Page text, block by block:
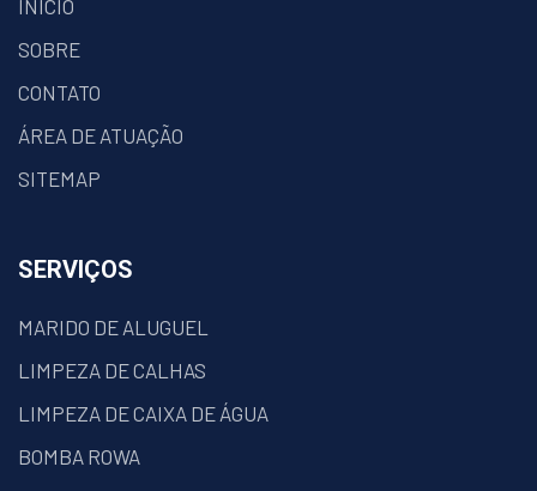
INÍCIO
SOBRE
CONTATO
ÁREA DE ATUAÇÃO
SITEMAP
SERVIÇOS
MARIDO DE ALUGUEL
LIMPEZA DE CALHAS
LIMPEZA DE CAIXA DE ÁGUA
BOMBA ROWA